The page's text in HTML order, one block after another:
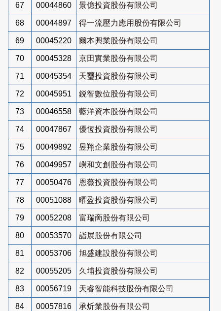
67 00044860 景億投資股份有限公司
68 00044897 得一流壓力應用股份有限公司
69 00045220 爾本興業股份有限公司
70 00045328 京田實業股份有限公司
71 00045354 天璽投資股份有限公司
72 00045951 鋭智數位股份有限公司
73 00046558 藍洋資本股份有限公司
74 00047867 優恆投資股份有限公司
75 00049892 昱翔企業股份有限公司
76 00049957 嶼和文創股份有限公司
77 00050476 恩薇投資股份有限公司
78 00051088 曜盈投資股份有限公司
79 00052208 富瑞啇股份有限公司
80 00053570 詣展股份有限公司
81 00053706 旭盛建設股份有限公司
82 00055205 久埔投資股份有限公司
83 00056719 天睿智能科技股份有限公司
84 00057816 承炘業股份有限公司